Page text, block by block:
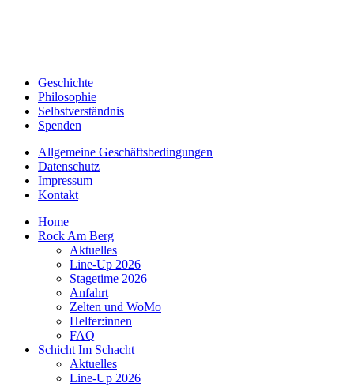
Geschichte
Philosophie
Selbstverständnis
Spenden
Allgemeine Geschäftsbedingungen
Datenschutz
Impressum
Kontakt
Home
Rock Am Berg
Aktuelles
Line-Up 2026
Stagetime 2026
Anfahrt
Zelten und WoMo
Helfer:innen
FAQ
Schicht Im Schacht
Aktuelles
Line-Up 2026